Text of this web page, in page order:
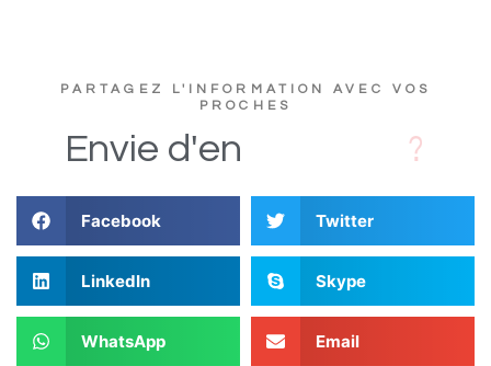
PARTAGEZ L'INFORMATION AVEC VOS
PROCHES
Envie d'en
Facebook Twitter
LinkedIn Skype
WhatsApp Email